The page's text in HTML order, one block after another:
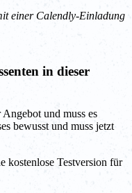
einer Calendly-Einladung
in dieser
und muss es
bewusst und muss jetzt
kostenlose Testversion für